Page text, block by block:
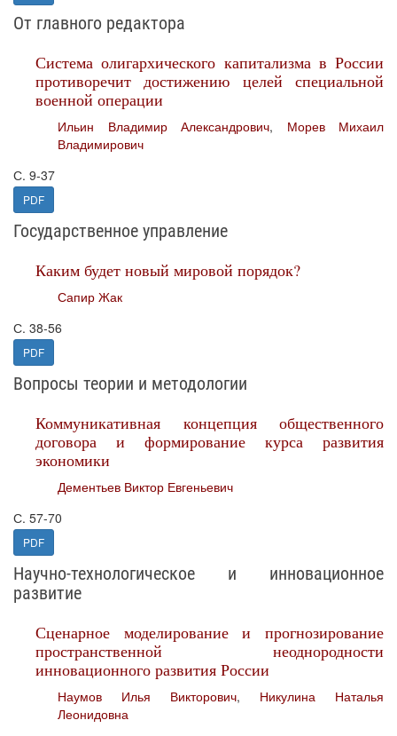
От главного редактора
Система олигархического капитализма в России
противоречит достижению целей специальной
военной операции
Ильин Владимир Александрович, Морев Михаил
Владимирович
С. 9-37
PDF
Государственное управление
Каким будет новый мировой порядок?
Сапир Жак
С. 38-56
PDF
Вопросы теории и методологии
Коммуникативная концепция общественного
договора и формирование курса развития
экономики
Дементьев Виктор Евгеньевич
С. 57-70
PDF
Научно-технологическое и инновационное
развитие
Сценарное моделирование и прогнозирование
пространственной неоднородности
инновационного развития России
Наумов Илья Викторович, Никулина Наталья
Леонидовна